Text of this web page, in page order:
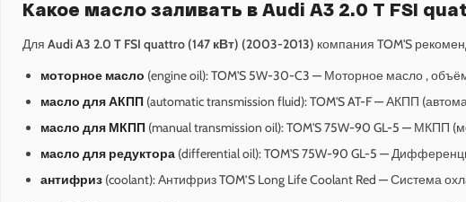
Какое масло заливать в Audi A3 2.0 T FSI
Для Audi A3 2.0 T FSI quattro (147 кВт) (2003-2013) компания TOM'S
моторное масло (engine oil): TOM'S 5W-30-C3 — Моторное масло ,
масло для АКПП (automatic transmission fluid): TOM'S AT-F — АКПП
масло для МКПП (manual transmission oil): TOM'S 75W-90 GL-5 — МКПП
масло для редуктора (differential oil): TOM'S 75W-90 GL-5 —
антифриз (coolant): Антифриз TOM’S Long Life Coolant Red — Система